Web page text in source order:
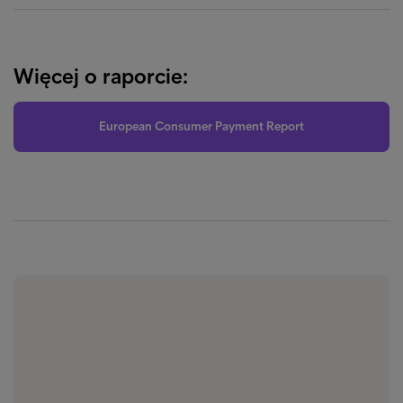
Więcej o raporcie:
European Consumer Payment Report